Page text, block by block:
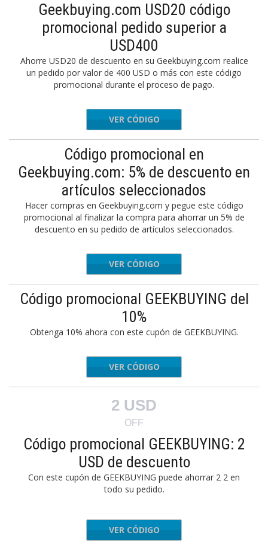
Geekbuying.com USD20 código
promocional pedido superior a
USD400
Ahorre USD20 de descuento en su Geekbuying.com realice
un pedido por valor de 400 USD o más con este código
promocional durante el proceso de pago.
HTOBER2
VER CÓDIGO
Código promocional en
Geekbuying.com: 5% de descuento en
artículos seleccionados
Hacer compras en Geekbuying.com y pegue este código
promocional al finalizar la compra para ahorrar un 5% de
descuento en su pedido de artículos seleccionados.
HTOBER1
VER CÓDIGO
Código promocional GEEKBUYING del
10%
Obtenga 10% ahora con este cupón de GEEKBUYING.
0XKHOQ4
VER CÓDIGO
2 USD
OFF
Código promocional GEEKBUYING: 2
USD de descuento
Con este cupón de GEEKBUYING puede ahorrar 2 2 en
todo su pedido.
XBWHQVR
VER CÓDIGO